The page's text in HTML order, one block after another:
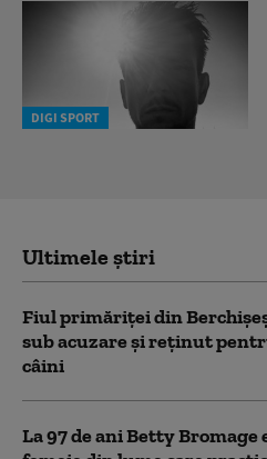
DIGI SPORT
Ultimele știri
Fiul primăriţei din
sub acuzare şi reţinut
câini
La 97 de ani Betty Bromage